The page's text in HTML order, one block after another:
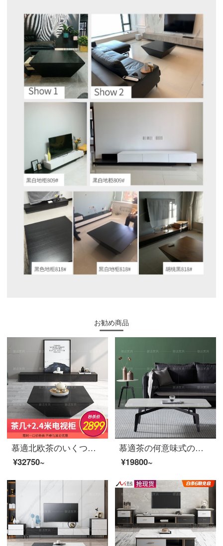
お勧め商品
慕適北欧茶のいくつかの小型タイプの茶箱セットのアイデアは簡単に客間茶のいくつかの小さな部屋型の収納物をセットにします。黒い四角形の茶の数は全部黒茶何+2.4メートルのテレビの箱（2899元を手に入れます）
¥32750~
慕適茶の何意味式の極簡茶の何軒かの家型の客間の長方形の簡単なお茶のいくつかの辺のいくつかの組み合わせのスーツの627〓の石の石の板の面の1.3メートルのお茶の何+円の辺の数
¥19800~